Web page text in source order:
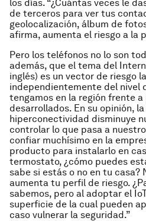
los días. “¿Cuántas veces le
de terceros para ver tus
geolocalización, álbum de
afirma, aumenta el riesgo a la
Pero los teléfonos no lo son
además, que el tema del
inglés) es un vector de riesgo
independientemente del nivel
tengamos en la región frente a
desarrollados. En su opinión,
hiperconectividad disminuye
controlar lo que pasa a
confiar muchísimo en la
producto para instalarlo en
termostato, ¿cómo puedes
sabe si estás o no en tu casa?
aumenta tu perfil de riesgo.
sabemos, pero al adoptar el
superficie de la cual pueden
caso vulnerar la seguridad.”